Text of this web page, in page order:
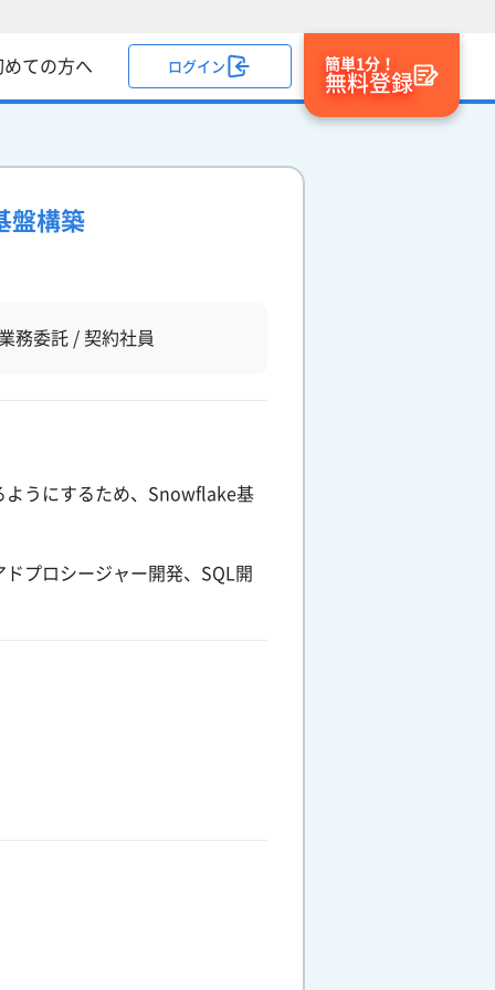
めての方へ ログイン 簡単1分！
無料登録
盤構築
務委託 / 契約社員
ようにするため、Snowflake基
プロシージャー開発、SQL開